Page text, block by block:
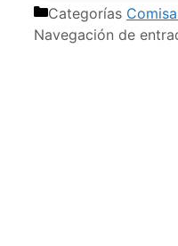
Categorías
Navegación de